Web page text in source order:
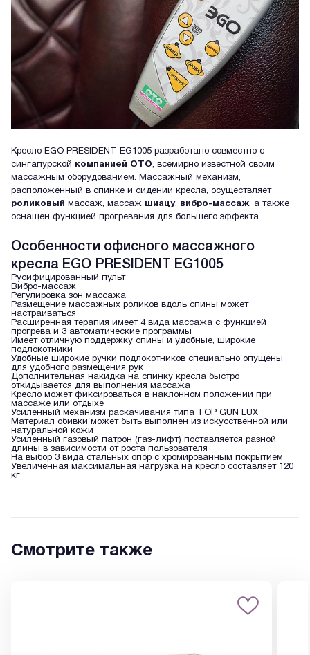
Кресло EGO PRESIDENT EG1005 разработано совместно с
сингапурской
компанией OTO, всемирно известной своим
массажным оборудованием. Массажный механизм,
расположенный в спинке и сидении кресла, осуществляет
роликовый
массаж, массаж шиацу, вибро-массаж, а также
оснащен функцией прогревания для большего эффекта.
Особенности офисного массажного
кресла EGO PRESIDENT EG1005
Русифицированный пульт
Вибро-массаж
Регулировка зон массажа
Размещение массажных роликов вдоль спины может
настраиваться
Расширенная терапия имеет 4 вида массажа с функцией
прогрева и 3 автоматические программы
Имеет отличную поддержку спины и удобные, широкие
подлокотники
Удобные широкие ручки подлокотников специально опущены
для удобного размещения рук
Дополнительная накидка на спинку кресла быстро
откидывается для выполнения массажа
Кресло может фиксироваться в наклонном положении при
массаже или отдыхе
Усиленный механизм раскачивания типа TOP GUN LUX
Материал обивки может быть выполнен из искусственной или
натуральной кожи
Усиленный газовый патрон (газ-лифт) поставляется разной
длины в зависимости от роста пользователя
На выбор 3 вида стальных опор с хромированным покрытием
Увеличенная максимальная нагрузка на кресло составляет 120
кг
Смотрите также